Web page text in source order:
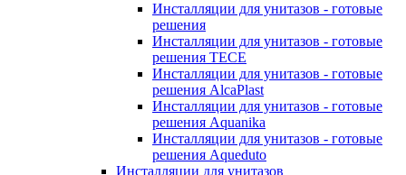
Инсталляции для унитазов - готовые
решения
Инсталляции для унитазов - готовые
решения TECE
Инсталляции для унитазов - готовые
решения AlcaPlast
Инсталляции для унитазов - готовые
решения Aquanika
Инсталляции для унитазов - готовые
решения Aqueduto
Инсталляции для унитазов